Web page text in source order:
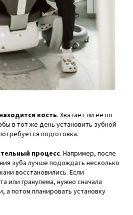
кость. Хватает ли ее по
в тот же день установить зубной
подготовка.
процесс. Например, после
зуба лучше подождать несколько
восстановились. Если
или гранулема, нужно сначала
а потом планировать установку